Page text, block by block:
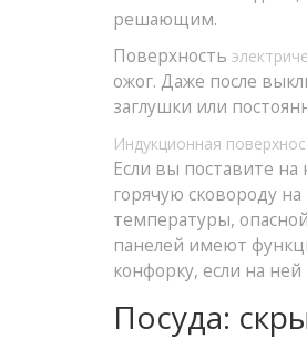
решающим.
Поверхность
ожог. Даже после
заглушки или
Индукционная
Если вы поставите на
горячую сковороду
температуры,
панелей имеют
конфорку, если на
Посуда: